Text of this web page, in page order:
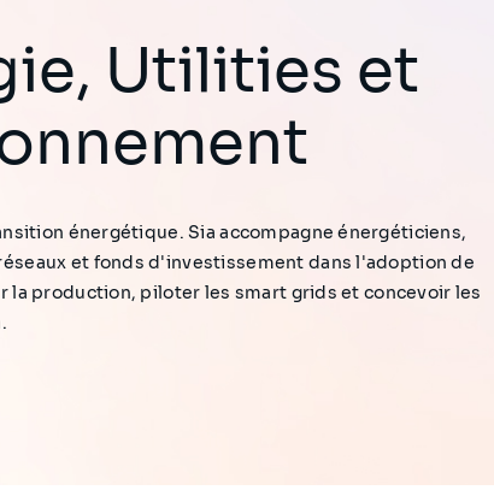
énergétique. Sia accompagne énergéticiens,
et fonds d'investissement dans l'adoption de
la production, piloter les smart grids et concevoir les